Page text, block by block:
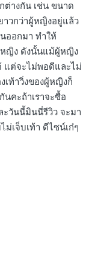
างกัน เช่น ขนาด
าวกว่าผู้หญิงอยู่แล้ว
ออกมา ทำให้
หญิง ดังนั้นแม้ผู้หญิง
แต่จะไม่พอดีและไม่
เท้าวิ่งของผู้หญิงก็
นคะถ้าเราจะซื้อ
ะวันนี้มินนี่รีวิว จะมา
เจ็บเท้า ดีไซน์เก๋ๆ